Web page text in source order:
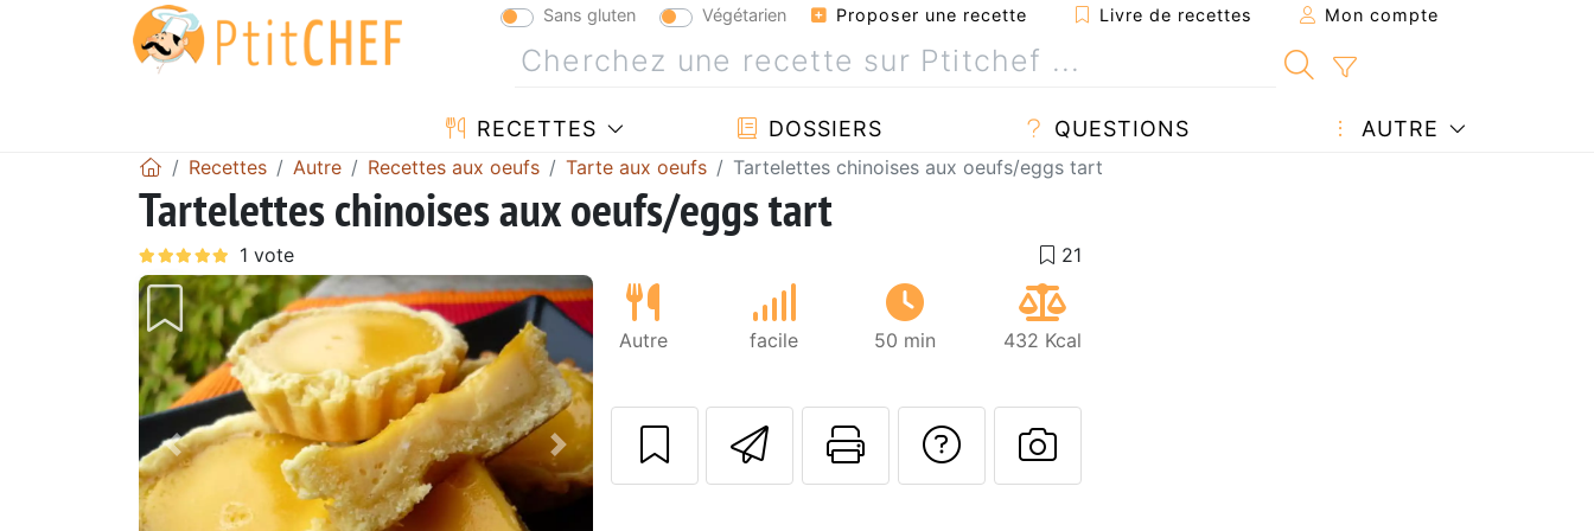
Sans gluten Végétarien Proposer une recette Livre de recettes Mon compte
RECETTES DOSSIERS QUESTIONS AUTRE
Recettes Autre Recettes aux oeufs Tarte aux oeufs Tartelettes chinoises aux oeufs/eggs tart
Tartelettes chinoises aux oeufs/eggs tart
Précédent Suivant
Autre facile 50 min 432 Kcal
Envoyer cette recette à un ami
Imprimer cette page
Poser une question à l'auteur
Publier votre photo de cette